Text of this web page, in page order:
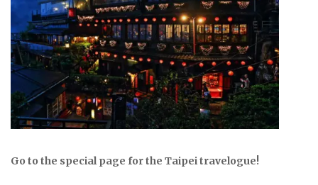
Go to the special page for the Taipei travelogue!